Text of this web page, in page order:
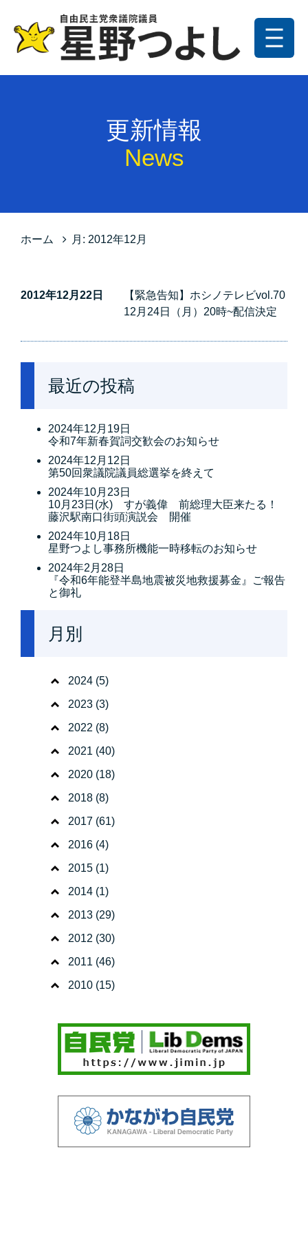
メニュー
トップ
プロフィール
星野の政策
お問い合わせ
サイトマップ
更新情報
News
ホーム 月: 2012年12月
2012年12月22日
【緊急告知】ホシノテレビvol.70
12月24日（月）20時~配信決定
最近の投稿
2024年12月19日
令和7年新春賀詞交歓会のお知らせ
2024年12月12日
第50回衆議院議員総選挙を終えて
2024年10月23日
10月23日(水) すが義偉 前総理大臣来たる！
藤沢駅南口街頭演説会 開催
2024年10月18日
星野つよし事務所機能一時移転のお知らせ
2024年2月28日
『令和6年能登半島地震被災地救援募金』ご報告
と御礼
月別
2024 (5)
2023 (3)
2022 (8)
2021 (40)
2020 (18)
2018 (8)
2017 (61)
2016 (4)
2015 (1)
2014 (1)
2013 (29)
2012 (30)
2011 (46)
2010 (15)